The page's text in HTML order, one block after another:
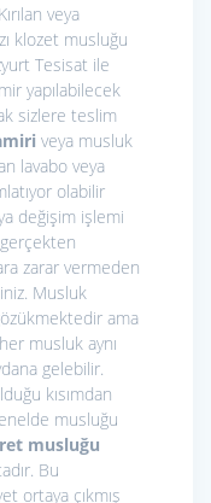
Kırılan veya
klozet musluğu
Tesisat ile
yapılabilecek
sizlere teslim
veya musluk
lavabo veya
olabilir
değişim işlemi
zarar vermeden
Musluk
ama
musluk aynı
gelebilir.
kısımdan
musluğu
musluğu
Bu
ortaya çıkmış